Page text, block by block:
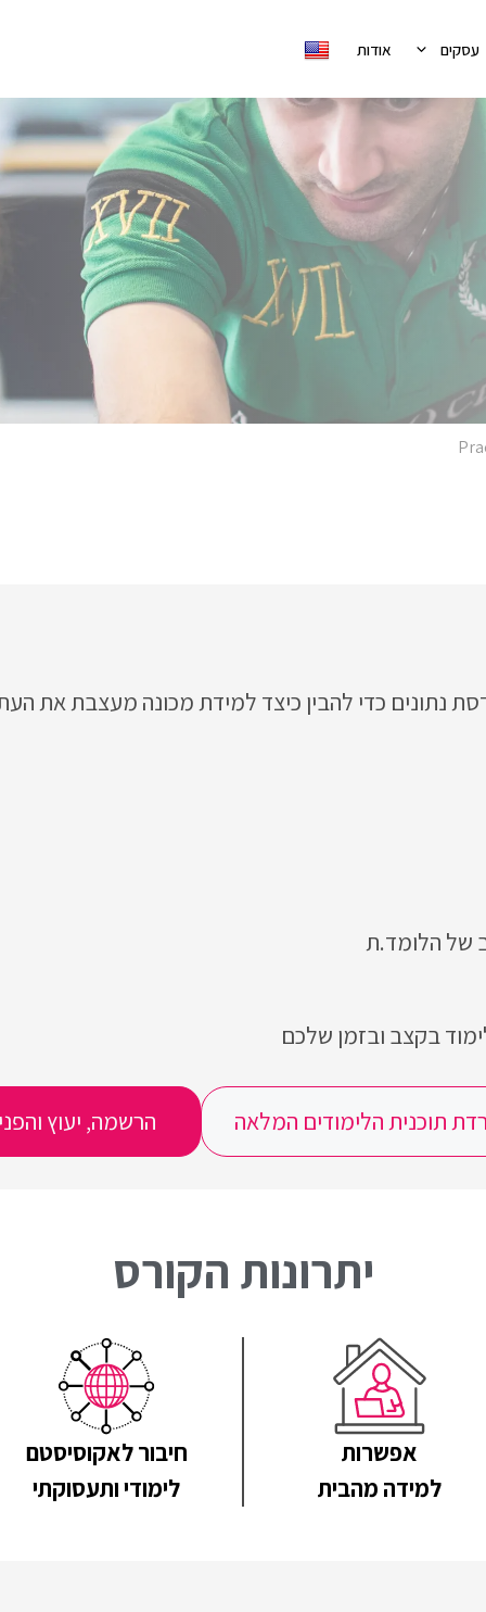
עסקים אודות
נתונים כדי להבין כיצד למידת מכונה מעצבת את
של הלומד.ת
בקצב ובזמן שלכם
תוכנית הלימודים המלאה הרשמה, יעוץ
יתרונות הקורס
אפשרות
למידה מהבית
חיבור לאקוסיסטם
לימודי ותעסוקתי